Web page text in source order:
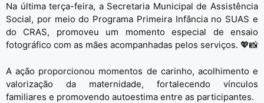
Na última terça-feira, a Secretaria Municipal de Assistência
Social, por meio do Programa Primeira Infância no SUAS e
do CRAS, promoveu um momento especial de ensaio
fotográfico com as mães acompanhadas pelos serviços. 💖📸
A ação proporcionou momentos de carinho, acolhimento e
valorização da maternidade, fortalecendo vínculos
familiares e promovendo autoestima entre as participantes.